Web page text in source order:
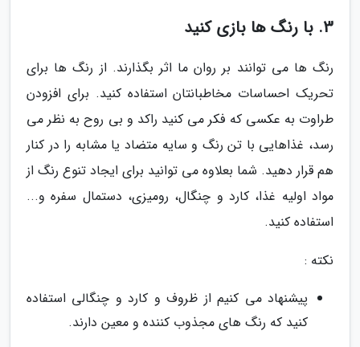
3. با رنگ ها بازی کنید
رنگ ها می توانند بر روان ما اثر بگذارند. از رنگ ها برای
تحریک احساسات مخاطبانتان استفاده کنید. برای افزودن
طراوت به عکسی که فکر می کنید راکد و بی روح به نظر می
رسد، غذاهایی با تن رنگ و سایه متضاد یا مشابه را در کنار
هم قرار دهید. شما بعلاوه می توانید برای ایجاد تنوع رنگ از
مواد اولیه غذا، کارد و چنگال، رومیزی، دستمال سفره و...
استفاده کنید.
نکته :
پیشنهاد می کنیم از ظروف و کارد و چنگالی استفاده
کنید که رنگ های مجذوب کننده و معین دارند.